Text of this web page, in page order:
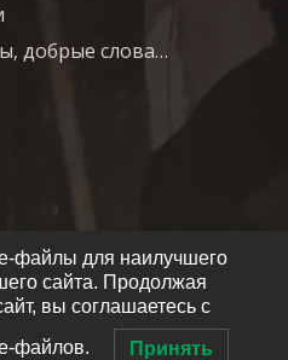
добрые слова…
файлы для наилучшего
сайта. Продолжая
вы соглашаетесь с
файлов. Принять